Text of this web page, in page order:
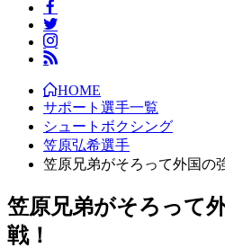
HOME
サポート選手一覧
シュートボクシング
笠原弘希選手
笠原兄弟がそろって外国の
笠原兄弟がそろって
戦！